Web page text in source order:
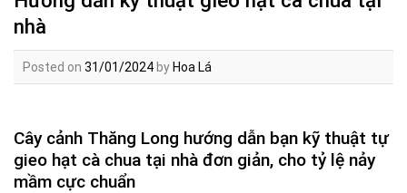
nhà
Posted on 31/01/2024 by Hoa Lá
Cây cảnh Thăng Long hướng dẫn bạn kỹ thuật tự
gieo hạt cà chua tại nhà đơn giản, cho tỷ lệ nảy
mầm cực chuẩn